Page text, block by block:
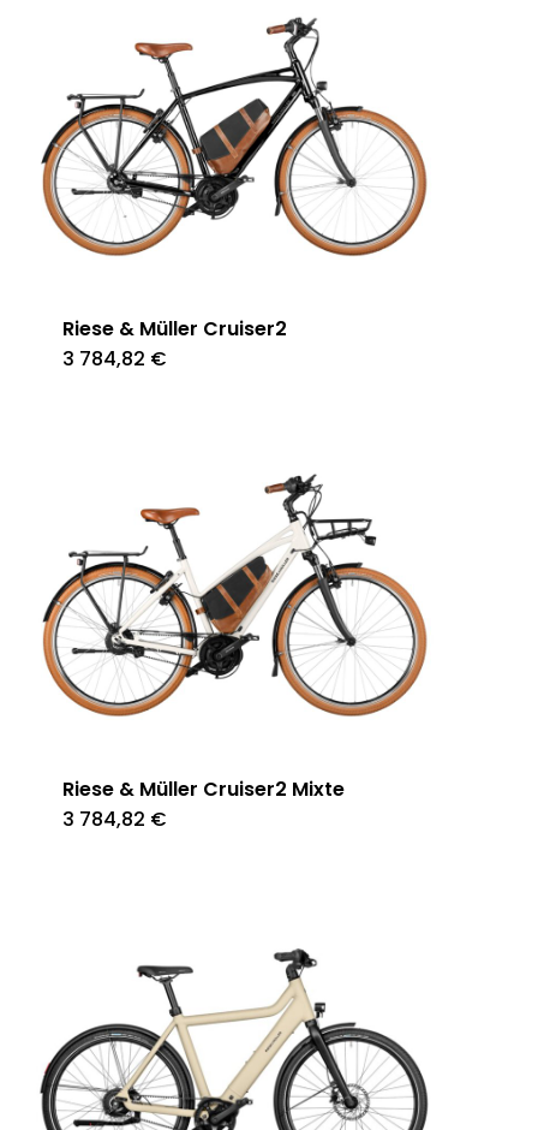
Riese & Müller Cruiser2
3 784,82 €
Riese & Müller Cruiser2 Mixte
3 784,82 €